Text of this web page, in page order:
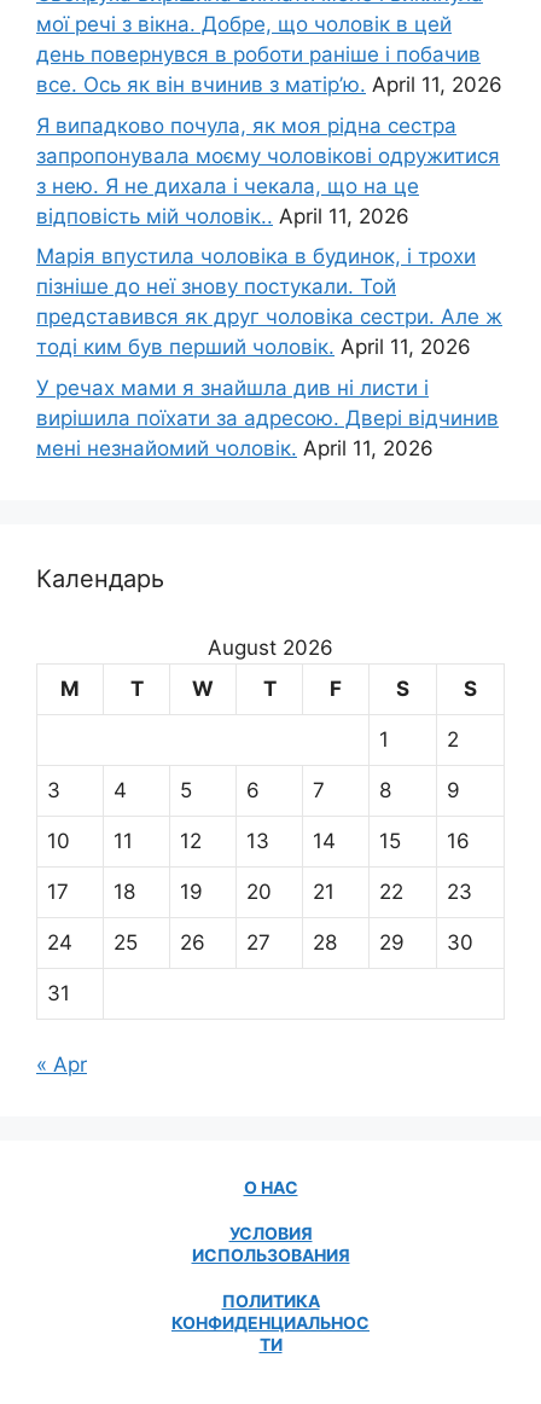
мої речі з вікна. Добре, що чоловік в цей
день повернувся в роботи раніше і побачив
все. Ось як він вчинив з матір’ю. April 11, 2026
Я випадково почула, як моя рідна сестра
запропонувала моєму чоловікові одружитися
з нею. Я не дихала і чекала, що на це
відповість мій чоловік.. April 11, 2026
Марія впустила чоловіка в будинок, і трохи
пізніше до неї знову постукали. Той
представився як друг чоловіка сестри. Але ж
тоді ким був перший чоловік. April 11, 2026
У речах мами я знайшла див ні листи і
вирішила поїхати за адресою. Двері відчинив
мені незнайомий чоловік. April 11, 2026
Календарь
August 2026
M
T W T F S S
1 2
3 4 5 6 7 8 9
10 11 12 13 14 15 16
17 18 19 20 21 22 23
24 25 26 27 28 29 30
31
« Apr
О НАС
УСЛОВИЯ
ИСПОЛЬЗОВАНИЯ
ПОЛИТИКА
КОНФИДЕНЦИАЛЬНОС
ТИ